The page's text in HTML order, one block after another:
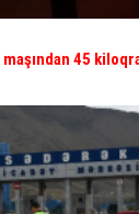
maşından 45